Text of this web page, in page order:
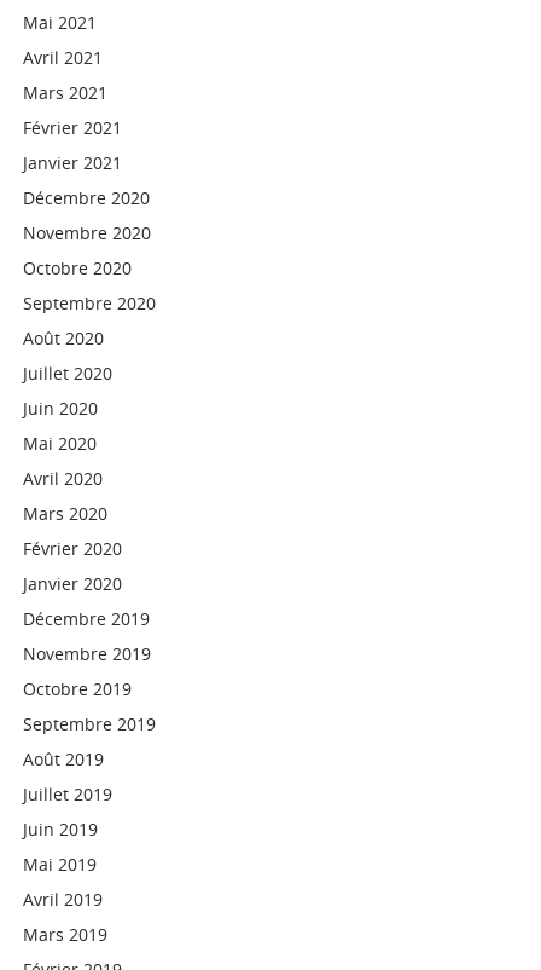
Mai 2021
Avril 2021
Mars 2021
Février 2021
Janvier 2021
Décembre 2020
Novembre 2020
Octobre 2020
Septembre 2020
Août 2020
Juillet 2020
Juin 2020
Mai 2020
Avril 2020
Mars 2020
Février 2020
Janvier 2020
Décembre 2019
Novembre 2019
Octobre 2019
Septembre 2019
Août 2019
Juillet 2019
Juin 2019
Mai 2019
Avril 2019
Mars 2019